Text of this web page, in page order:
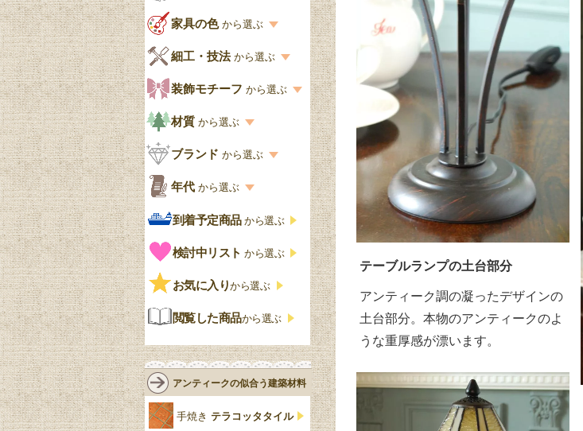
テーブルランプの土台部分
アンティーク調の凝ったデザインの
土台部分。本物のアンティークのよ
うな重厚感が漂います。
書棚
デスクおしゃれ
食器棚おしゃれ
木製ワゴン
ェア
洋服タンス
チェストおしゃれ
クローゼット
鏡台
花台
仏壇おしゃれ
リビング
キッチン・ダイニング
スタイル一覧
英国アンティーク
英国クラシック
式
エリザベス様式
ジャコビアン
ロココ様式
家具の色から選ぶ
家具の色一覧
カスタード色
アップルパイ色
白・ホワイト
黒・ブラック
細工・技法 から選ぶ
細工・技法の一覧
象嵌・マーケットリー
寄木・パーケットリー
装飾モチーフ から選ぶ
模様の一覧
ペディメント
コーニス
グ
ストラップワーク
雷文
ビーディング
リネンフォールド
ルネット
アカンサス
材質 から選ぶ
材質の一覧
オーク材
マホガニー
ローズウッド材
サテンウッド材
ブランド から選ぶ
ブランド一覧
Handleオリジナル
ウィリアムモリス
ロイドルーム
コントワールドファミー
ユ
年代 から選ぶ
年代別の一覧
アンティーク
ビンテージ
到着予定商品から選ぶ
検討中リスト から選ぶ
お気に入りから選ぶ
閲覧した商品から選ぶ
アンティークの似合う建築材料
手焼き テラコッタタイル